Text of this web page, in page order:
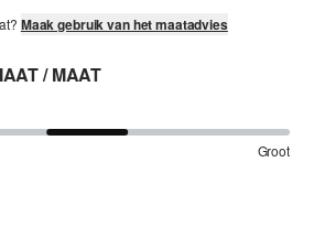
Maak gebruik van het maatadvies
/ MAAT
Groot